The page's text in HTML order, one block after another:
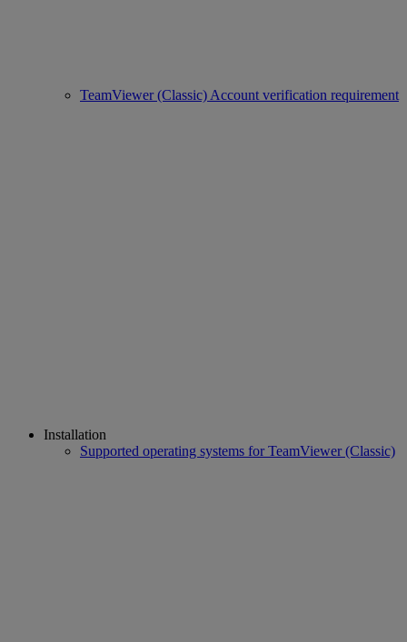
TeamViewer (Classic) Account verification requirement
Installation
Supported operating systems for TeamViewer (Classic)